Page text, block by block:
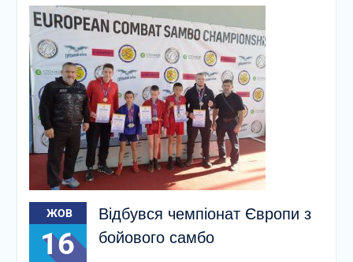
ЖОВ
16
Відбувся чемпіонат Європи з
бойового самбо